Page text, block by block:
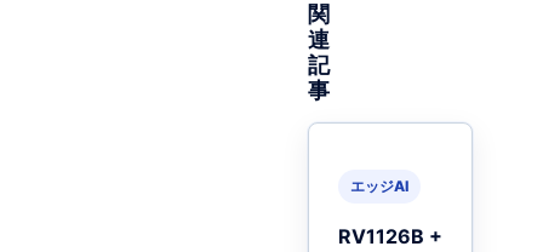
関
連
記
事
エッジAI
RV1126B +